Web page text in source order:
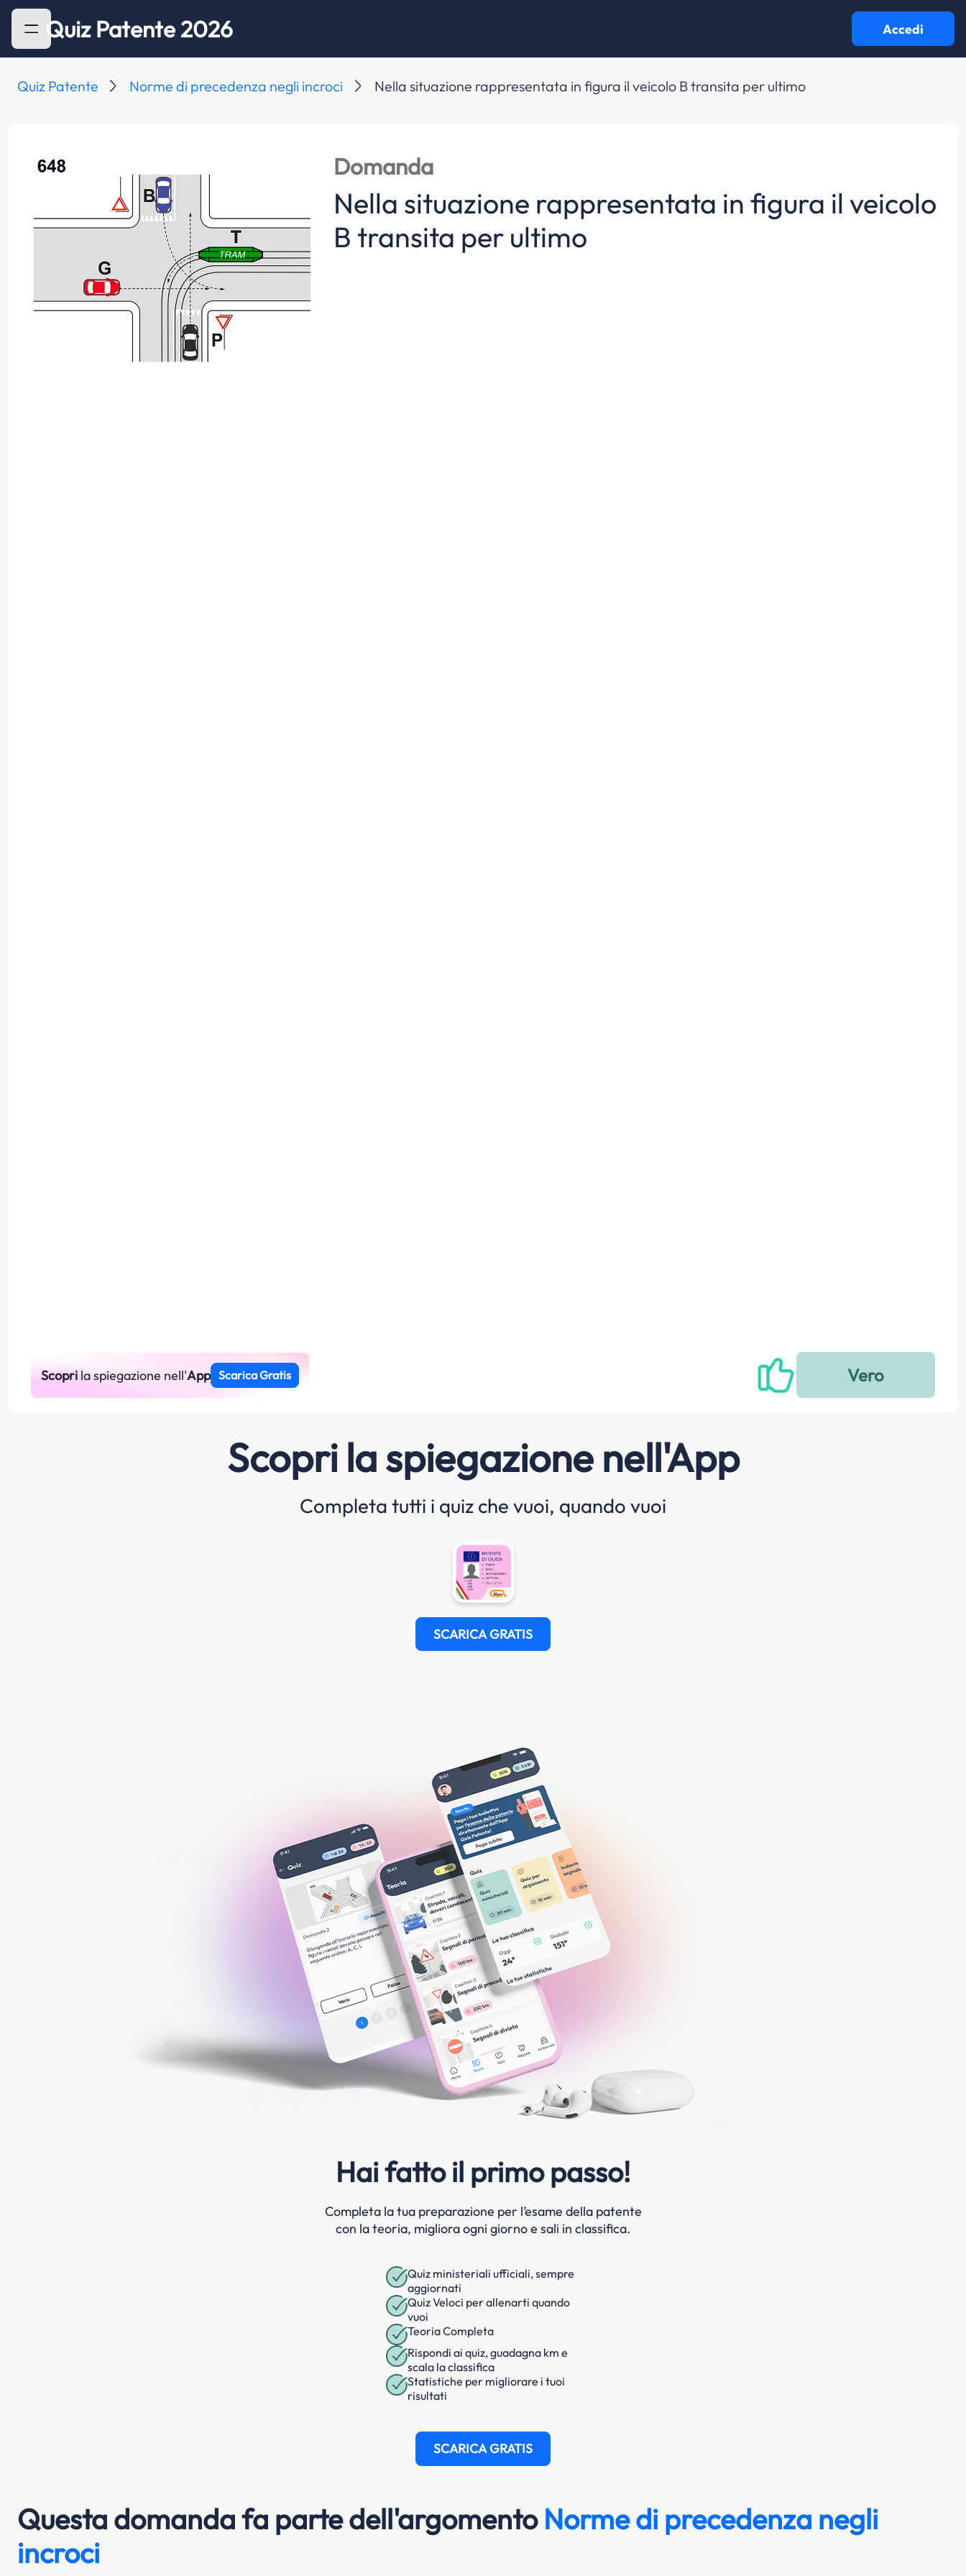
Quiz Patente 2026 Accedi
Quiz Patente Norme di precedenza negli incroci Nella situazione rappresentata in figura il veicolo B transita per ultimo
Domanda
Nella situazione rappresentata in figura il veicolo
B transita per ultimo
Scoprila spiegazione nell'App Scarica Gratis
Scopri la spiegazione nell'App
Completa tutti i quiz che vuoi, quando vuoi
SCARICA GRATIS
Hai fatto il primo passo!
Completa la tua preparazione per l’esame della patente
con la teoria, migliora ogni giorno e sali in classifica.
Quiz ministeriali ufficiali, sempre
aggiornati
Quiz Veloci per allenarti quando
vuoi
Teoria Completa
Rispondi ai quiz, guadagna km e
scala la classifica
Statistiche per migliorare i tuoi
risultati
SCARICA GRATIS
Questa domanda fa parte dell'argomento Norme di precedenza negli
incroci